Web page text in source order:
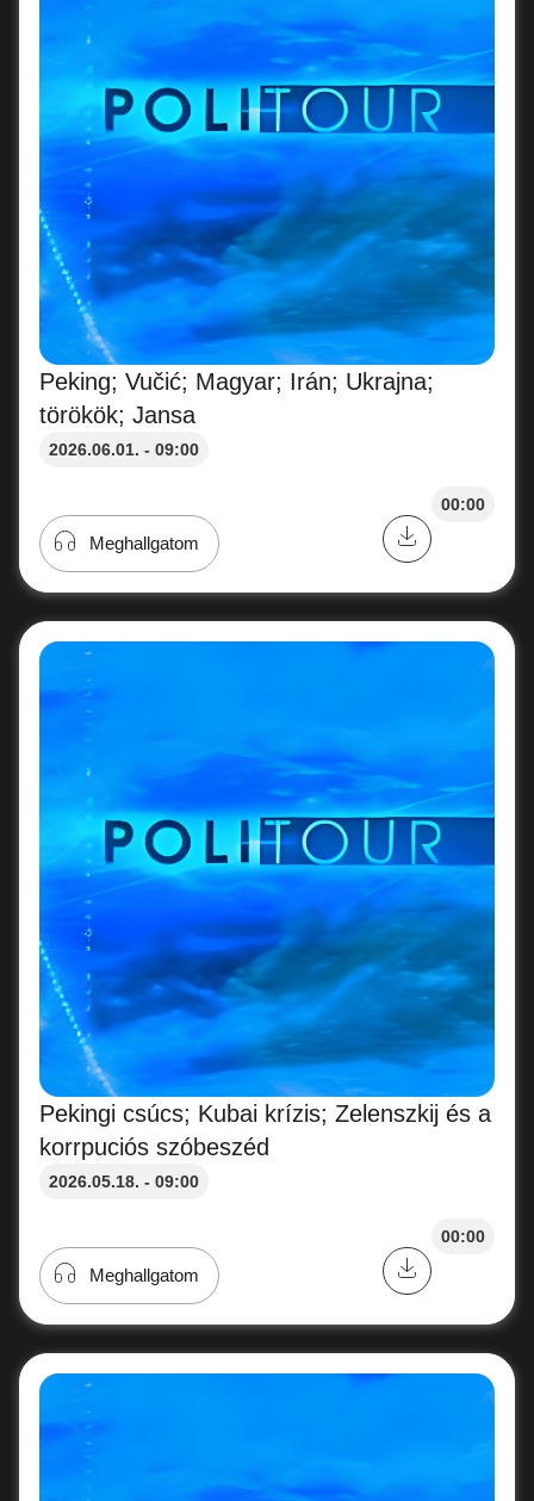
Peking; Vučić; Magyar; Irán; Ukrajna;
törökök; Jansa
2026.06.01. - 09:00
00:00
Meghallgatom
Pekingi csúcs; Kubai krízis; Zelenszkij és a
korrpuciós szóbeszéd
2026.05.18. - 09:00
00:00
Meghallgatom